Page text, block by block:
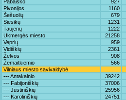
Pabaisko
927
Pivonijos
1160
Šešuolių
679
Siesikų
1231
Taujėnų
1222
Ukmergės miesto
21258
Veprių
959
Vidiškių
2361
Želvos
908
Žemaitkiemio
566
Vilniaus miesto savivaldybė
--- Antakalnio
39242
--- Fabijoniškių
37006
--- Justiniškių
25956
--- Karoliniškių
24751